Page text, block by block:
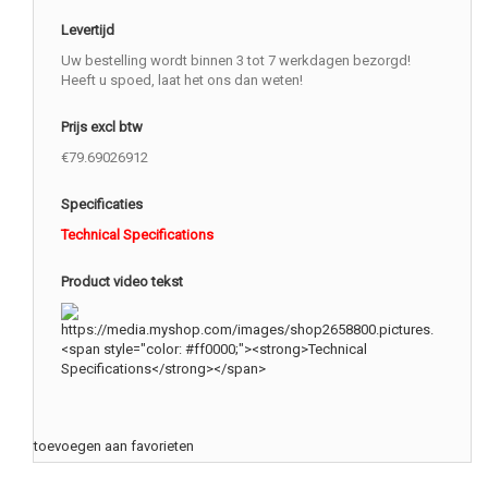
Levertijd
Uw bestelling wordt binnen 3 tot 7 werkdagen bezorgd!
Heeft u spoed, laat het ons dan weten!
Prijs excl btw
€79.69026912
Specificaties
Technical Specifications
Product video tekst
toevoegen aan favorieten